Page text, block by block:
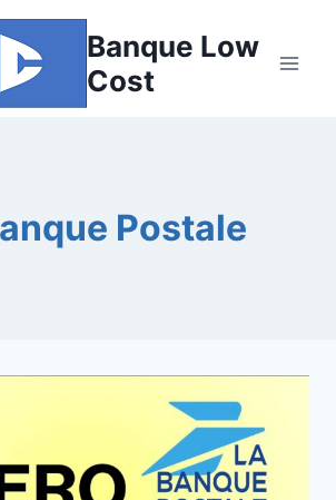
Banque Low
Cost
Postale